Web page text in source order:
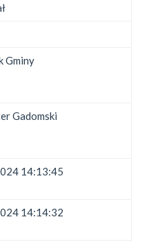
Gminy
Gadomski
14:13:45
14:14:32